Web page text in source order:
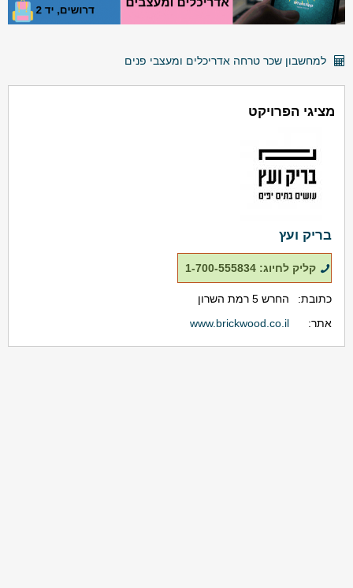
למחשבון שכר טרחה אדריכלים ומעצבי פנים
מציגי הפרויקט
בריק ועץ
קליק לחיוג: 1-700-555834
כתובת:
החרש 5 רמת השרון
אתר:
www.brickwood.co.il